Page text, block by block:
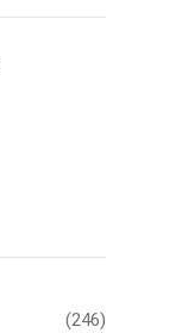
(246)